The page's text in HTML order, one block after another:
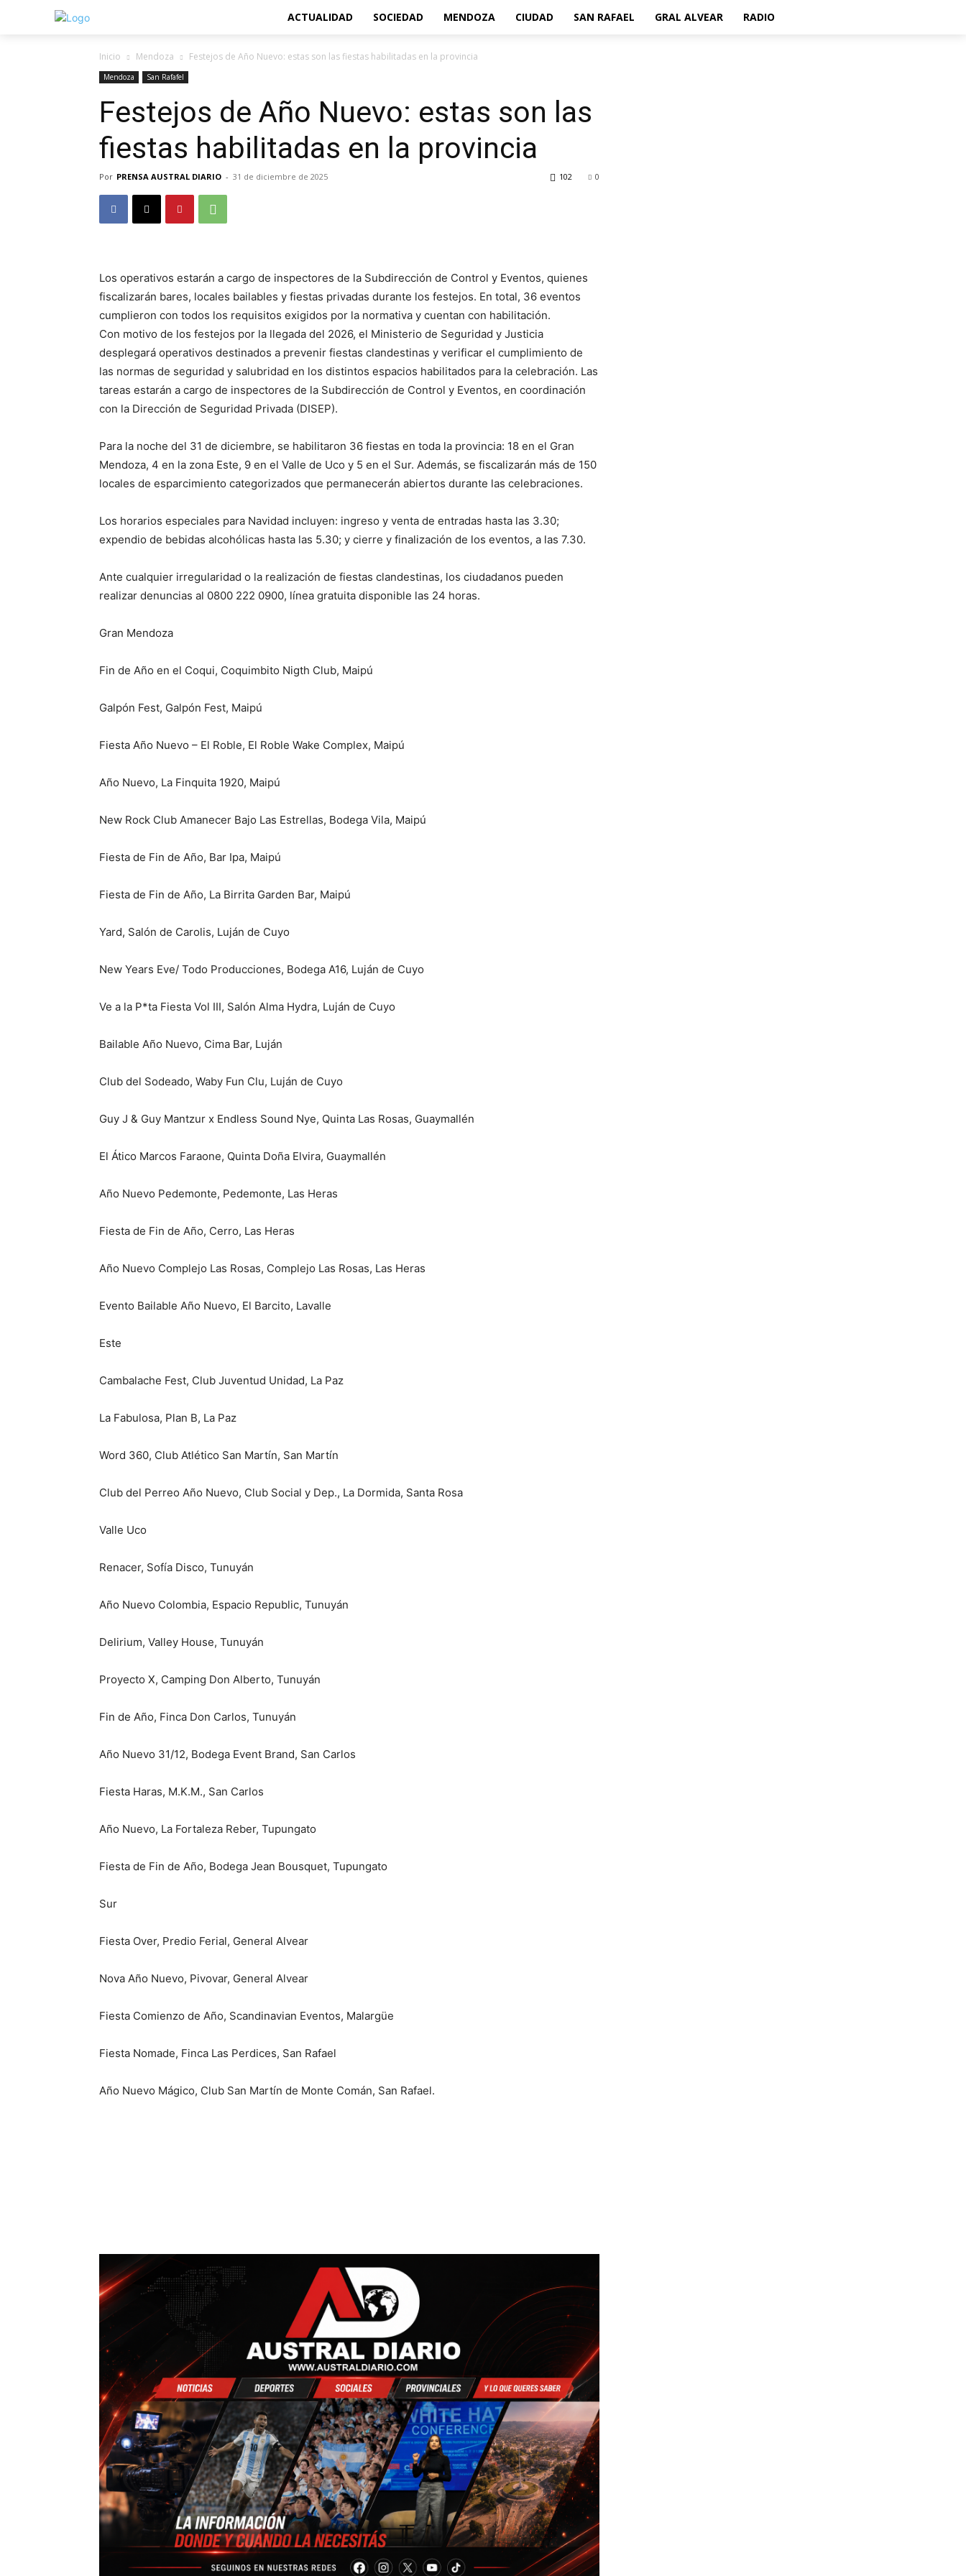
ACTUALIDAD SOCIEDAD MENDOZA CIUDAD SAN RAFAEL GRAL ALVEAR RADIO
Inicio Mendoza Festejos de Año Nuevo: estas son las fiestas habilitadas en la provincia
Mendoza San Rafafel
Festejos de Año Nuevo: estas son las
fiestas habilitadas en la provincia
Por PRENSA AUSTRAL DIARIO - 31 de diciembre de 2025 0
102
Los operativos estarán a cargo de inspectores de la Subdirección de Control y Eventos, quienes
fiscalizarán bares, locales bailables y fiestas privadas durante los festejos. En total, 36 eventos
cumplieron con todos los requisitos exigidos por la normativa y cuentan con habilitación.
Con motivo de los festejos por la llegada del 2026, el Ministerio de Seguridad y Justicia
desplegará operativos destinados a prevenir fiestas clandestinas y verificar el cumplimiento de
las normas de seguridad y salubridad en los distintos espacios habilitados para la celebración. Las
tareas estarán a cargo de inspectores de la Subdirección de Control y Eventos, en coordinación
con la Dirección de Seguridad Privada (DISEP).
Para la noche del 31 de diciembre, se habilitaron 36 fiestas en toda la provincia: 18 en el Gran
Mendoza, 4 en la zona Este, 9 en el Valle de Uco y 5 en el Sur. Además, se fiscalizarán más de 150
locales de esparcimiento categorizados que permanecerán abiertos durante las celebraciones.
Los horarios especiales para Navidad incluyen: ingreso y venta de entradas hasta las 3.30;
expendio de bebidas alcohólicas hasta las 5.30; y cierre y finalización de los eventos, a las 7.30.
Ante cualquier irregularidad o la realización de fiestas clandestinas, los ciudadanos pueden
realizar denuncias al 0800 222 0900, línea gratuita disponible las 24 horas.
Gran Mendoza
Fin de Año en el Coqui, Coquimbito Nigth Club, Maipú
Galpón Fest, Galpón Fest, Maipú
Fiesta Año Nuevo – El Roble, El Roble Wake Complex, Maipú
Año Nuevo, La Finquita 1920, Maipú
New Rock Club Amanecer Bajo Las Estrellas, Bodega Vila, Maipú
Fiesta de Fin de Año, Bar Ipa, Maipú
Fiesta de Fin de Año, La Birrita Garden Bar, Maipú
Yard, Salón de Carolis, Luján de Cuyo
New Years Eve/ Todo Producciones, Bodega A16, Luján de Cuyo
Ve a la P*ta Fiesta Vol III, Salón Alma Hydra, Luján de Cuyo
Bailable Año Nuevo, Cima Bar, Luján
Club del Sodeado, Waby Fun Clu, Luján de Cuyo
Guy J & Guy Mantzur x Endless Sound Nye, Quinta Las Rosas, Guaymallén
El Ático Marcos Faraone, Quinta Doña Elvira, Guaymallén
Año Nuevo Pedemonte, Pedemonte, Las Heras
Fiesta de Fin de Año, Cerro, Las Heras
Año Nuevo Complejo Las Rosas, Complejo Las Rosas, Las Heras
Evento Bailable Año Nuevo, El Barcito, Lavalle
Este
Cambalache Fest, Club Juventud Unidad, La Paz
La Fabulosa, Plan B, La Paz
Word 360, Club Atlético San Martín, San Martín
Club del Perreo Año Nuevo, Club Social y Dep., La Dormida, Santa Rosa
Valle Uco
Renacer, Sofía Disco, Tunuyán
Año Nuevo Colombia, Espacio Republic, Tunuyán
Delirium, Valley House, Tunuyán
Proyecto X, Camping Don Alberto, Tunuyán
Fin de Año, Finca Don Carlos, Tunuyán
Año Nuevo 31/12, Bodega Event Brand, San Carlos
Fiesta Haras, M.K.M., San Carlos
Año Nuevo, La Fortaleza Reber, Tupungato
Fiesta de Fin de Año, Bodega Jean Bousquet, Tupungato
Sur
Fiesta Over, Predio Ferial, General Alvear
Nova Año Nuevo, Pivovar, General Alvear
Fiesta Comienzo de Año, Scandinavian Eventos, Malargüe
Fiesta Nomade, Finca Las Perdices, San Rafael
Año Nuevo Mágico, Club San Martín de Monte Comán, San Rafael.